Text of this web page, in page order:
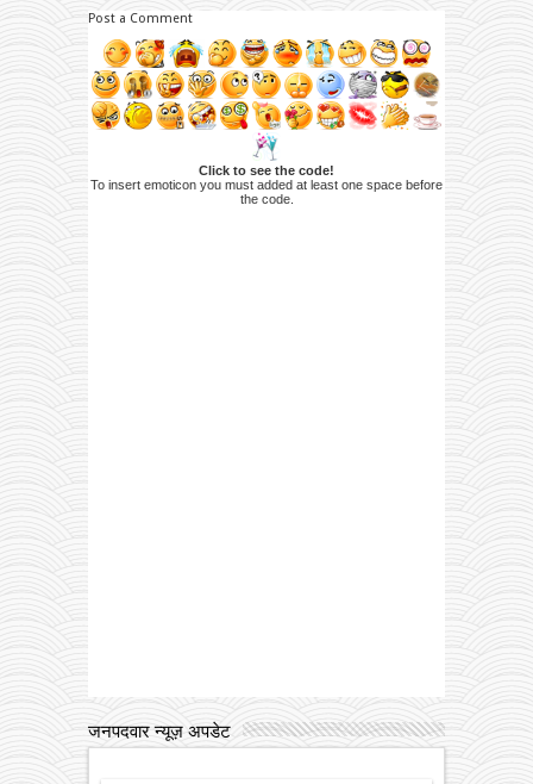
Post a Comment
Click to see the code!
To insert emoticon you must added at least one space before
the code.
जनपदवार न्यूज़ अपडेट